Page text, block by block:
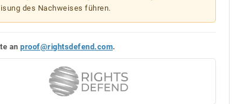
des Nachweises führen.
an proof@rightsdefend.com.